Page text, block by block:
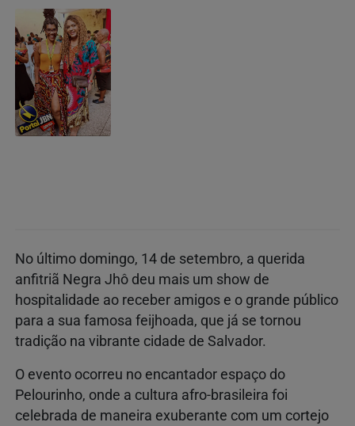
No último domingo, 14 de setembro, a querida
anfitriã Negra Jhô deu mais um show de
hospitalidade ao receber amigos e o grande público
para a sua famosa feijhoada, que já se tornou
tradição na vibrante cidade de Salvador.
O evento ocorreu no encantador espaço do
Pelourinho, onde a cultura afro-brasileira foi
celebrada de maneira exuberante com um cortejo